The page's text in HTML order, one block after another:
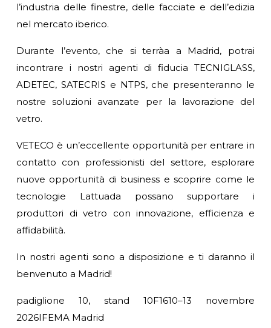
l’industria delle finestre, delle facciate e dell’edizia
nel mercato iberico.
Durante l’evento, che si terràa a Madrid, potrai
incontrare i nostri agenti di fiducia TECNIGLASS,
ADETEC, SATECRIS e NTPS, che presenteranno le
nostre soluzioni avanzate per la lavorazione del
vetro.
VETECO è un’eccellente opportunità per entrare in
contatto con professionisti del settore, esplorare
nuove opportunità di business e scoprire come le
tecnologie Lattuada possano supportare i
produttori di vetro con innovazione, efficienza e
affidabilità.
In nostri agenti sono a disposizione e ti daranno il
benvenuto a Madrid!
padiglione 10, stand 10F1610–13 novembre
2026IFEMA Madrid